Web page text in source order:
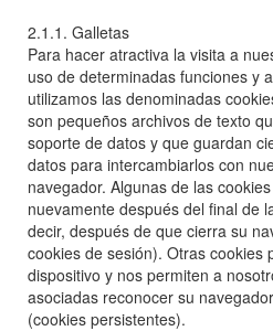
2.1.1. Galletas
Para hacer atractiva la visita a
uso de determinadas funciones y
utilizamos las denominadas
son pequeños archivos de texto
soporte de datos y que guardan
datos para intercambiarlos con
navegador. Algunas de las
nuevamente después del final de
decir, después de que cierra su
cookies de sesión). Otras cookies
dispositivo y nos permiten a
asociadas reconocer su
(cookies persistentes).